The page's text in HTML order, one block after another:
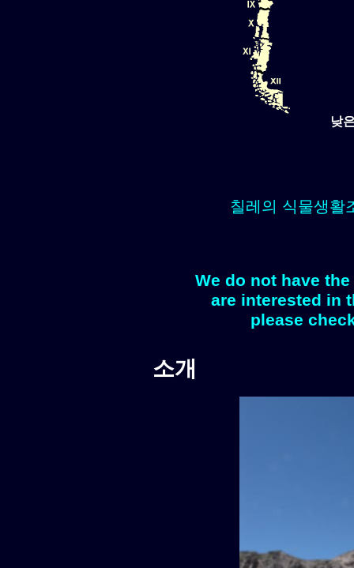
낮
칠레의 식물생활
We do not have
are interested in
please
소개